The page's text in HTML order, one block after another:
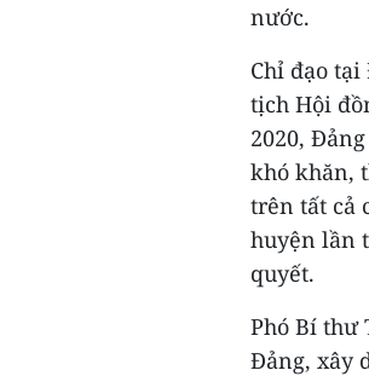
nước.
Chỉ đạo
tịch Hội
2020,
khó khăn,
trên tất cả
huyện lần
quyết.
Phó Bí thư
Đảng, xây